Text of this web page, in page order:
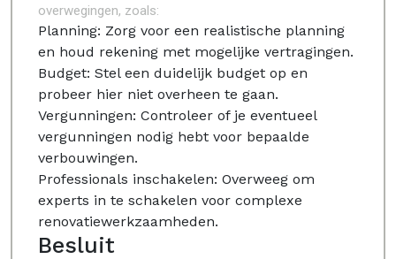
overwegingen, zoals:
Planning: Zorg voor een realistische planning
en houd rekening met mogelijke vertragingen.
Budget: Stel een duidelijk budget op en
probeer hier niet overheen te gaan.
Vergunningen: Controleer of je eventueel
vergunningen nodig hebt voor bepaalde
verbouwingen.
Professionals inschakelen: Overweeg om
experts in te schakelen voor complexe
renovatiewerkzaamheden.
Besluit